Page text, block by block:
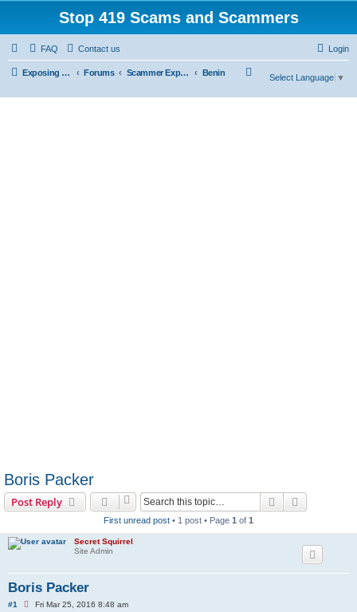
Stop 419 Scams and Scammers
FAQ Contact us Login
Exposing 419 Scams & Scammers Forums Scammer Exposures Benin
Select Language ▼
Boris Packer
Post Reply Search
First unread post • 1 post • Page 1 of 1
Secret Squirrel
Site Admin
Boris Packer
#1
UFri Mar 25, 2016 8:48 am